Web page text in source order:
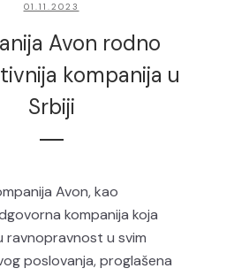
01.11.2023
Avon rodno
kompanija u
Srbiji
Avon, kao
kompanija koja
ravnopravnost u svim
poslovanja, proglašena